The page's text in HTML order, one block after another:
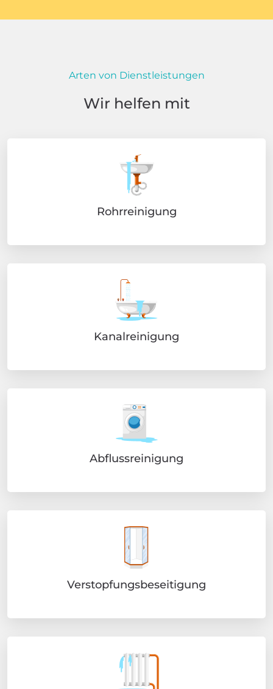
Arten von Dienstleistungen
Wir helfen mit
Rohrreinigung
Kanalreinigung
Abflussreinigung
Verstopfungsbeseitigung